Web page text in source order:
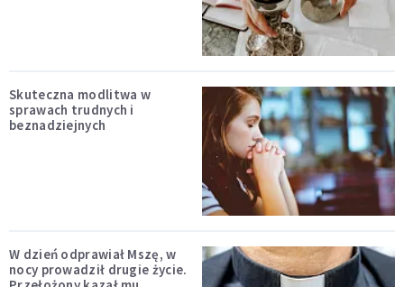
Skuteczna modlitwa w
sprawach trudnych i
beznadziejnych
W dzień odprawiał Mszę, w
nocy prowadził drugie życie.